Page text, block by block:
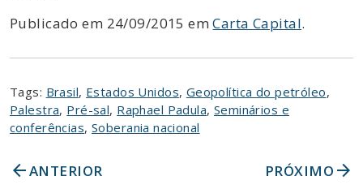
Publicado em 24/09/2015 emCarta Capital.
Tags: Brasil, Estados Unidos, Geopolítica do petróleo,
Palestra, Pré-sal, Raphael Padula, Seminários e
conferências, Soberania nacional
arrow_backANTERIOR PRÓXIMO arrow_forward